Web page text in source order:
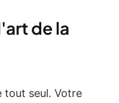
de la
tout seul. Votre